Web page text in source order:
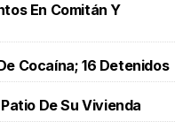
En Comitán Y
Cocaína; 16 Detenidos
De Su Vivienda